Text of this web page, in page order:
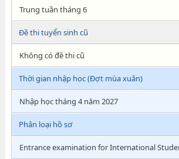
Trung tuần tháng 6
Đề thi tuyển sinh cũ
Không có đề thi cũ
Thời gian nhập học (Đợt mùa xuân)
Nhập học tháng 4 năm 2027
Phân loại hồ sơ
Entrance examination for International